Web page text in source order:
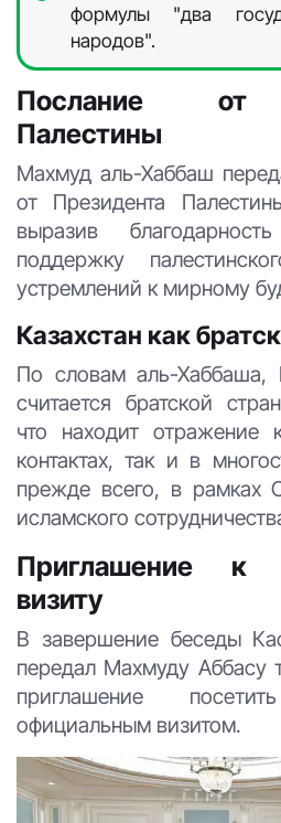
формулы "два
народов".
Послание от
Палестины
Махмуд аль-Хаббаш
от Президента
выразив
поддержку
устремлений к мирному
Казахстан как
По словам аль-Хаббаша,
считается братской
что находит отражение
контактах, так и в
прежде всего, в рамках
исламского
Приглашение к
визиту
В завершение беседы
передал Махмуду Аббасу
приглашение
официальным визитом.